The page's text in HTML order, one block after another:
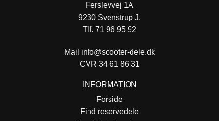
Ferslevvej 1A
9230 Svenstrup J.
Tlf. 71 96 95 92
Mail info@scooter-dele.dk
CVR 34 61 86 31
INFORMATION
Forside
Find reservedele